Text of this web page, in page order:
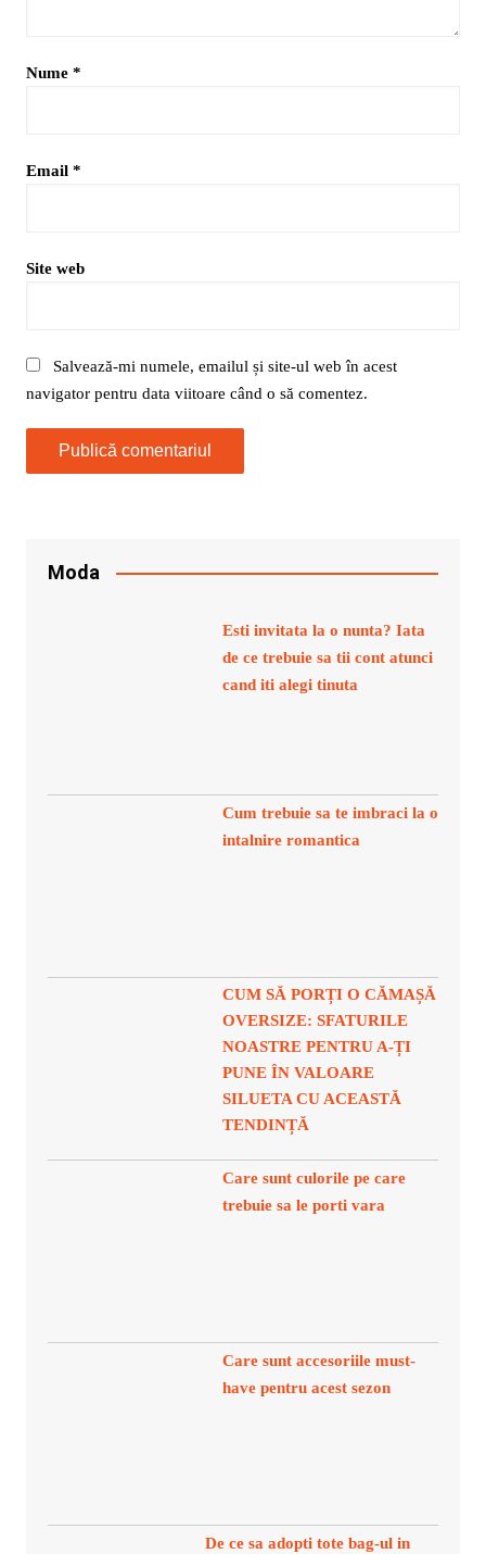
Nume *
Email *
Site web
Salvează-mi numele, emailul și site-ul web în acest
navigator pentru data viitoare când o să comentez.
Moda
Esti invitata la o nunta? Iata
de ce trebuie sa tii cont atunci
cand iti alegi tinuta
Cum trebuie sa te imbraci la o
intalnire romantica
CUM SĂ PORȚI O CĂMAȘĂ
OVERSIZE: SFATURILE
NOASTRE PENTRU A-ȚI
PUNE ÎN VALOARE
SILUETA CU ACEASTĂ
TENDINȚĂ
Care sunt culorile pe care
trebuie sa le porti vara
Care sunt accesoriile must-
have pentru acest sezon
De ce sa adopti tote bag-ul in